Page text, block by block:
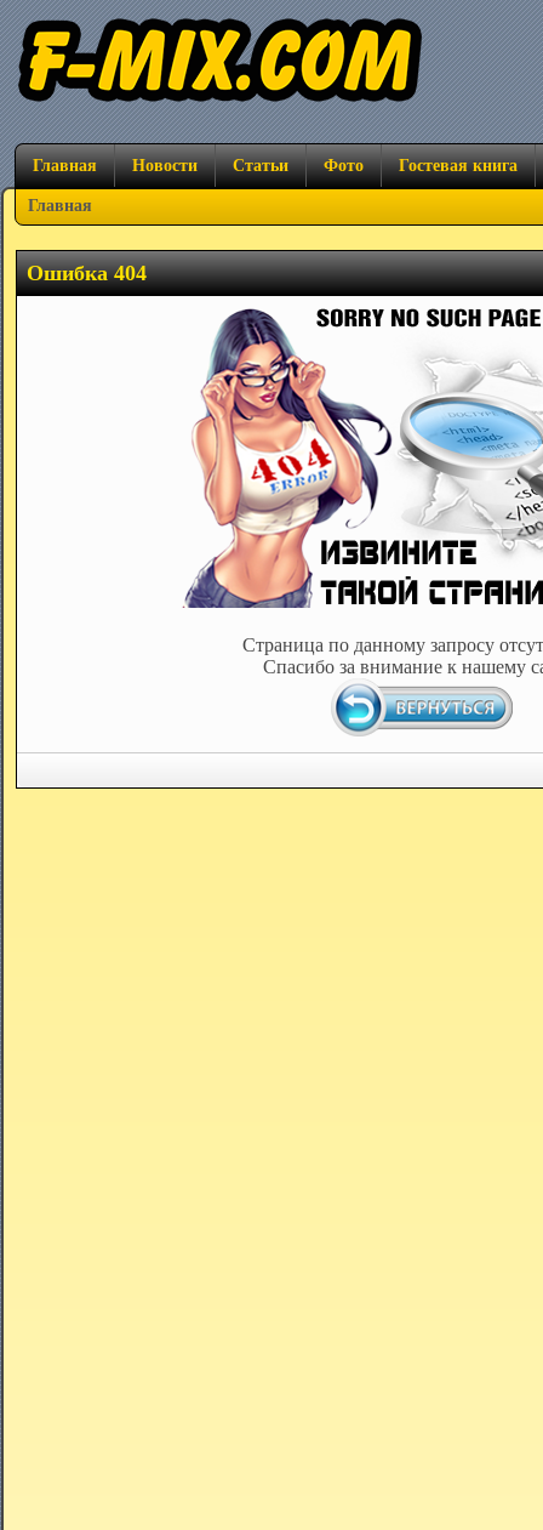
Главная Новости Статьи Фото Гостевая книга
Главная
Ошибка 404
Страница по данному запросу
Спасибо за внимание к нашему